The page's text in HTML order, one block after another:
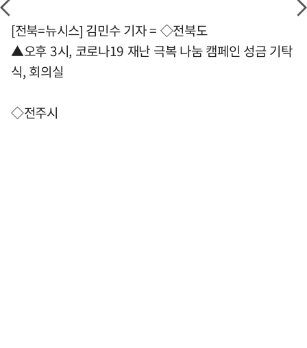
[전북=뉴시스] 김민수 기자 = ◇전북도
▲오후 3시, 코로나19 재난 극복 나눔 캠페인 성금 기탁
식, 회의실
◇전주시